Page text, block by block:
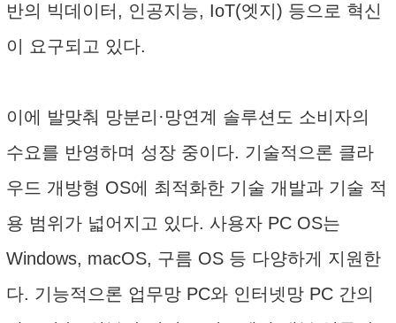
반의 빅데이터, 인공지능, IoT(엣지) 등으로 혁신
이 요구되고 있다.
이에 발맞춰 망분리·망연계 솔루션도 소비자의
수요를 반영하며 성장 중이다. 기술적으론 클라
우드 개방형 OS에 최적화한 기술 개발과 기술 적
용 범위가 넓어지고 있다. 사용자 PC OS는
Windows, macOS, 구름 OS 등 다양하게 지원한
다. 기능적으론 업무망 PC와 인터넷망 PC 간의